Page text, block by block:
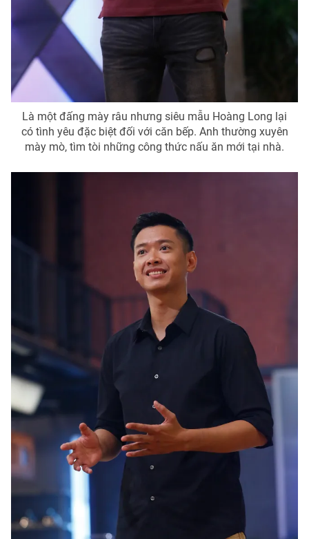
Là một đấng mày râu nhưng siêu mẫu Hoàng Long lại
có tình yêu đặc biệt đối với căn bếp. Anh thường xuyên
mày mò, tìm tòi những công thức nấu ăn mới tại nhà.